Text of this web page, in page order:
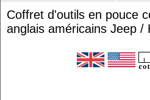
Coffret d'outils en pouce
anglais américains Jeep /